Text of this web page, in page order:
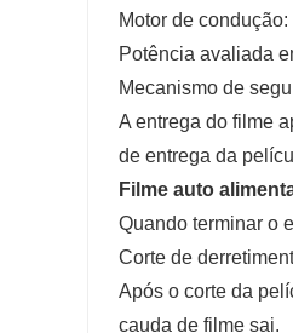
Motor de
Potência avaliada
Mecanismo de
A entrega do filme
de entrega da
Filme auto
Quando terminar o
Corte de
Após o corte da
cauda de filme sai.